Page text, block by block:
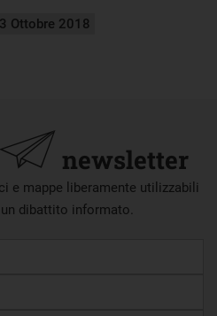
Ottobre 2018
newsletter
e mappe liberamente utilizzabili
dibattito informato.